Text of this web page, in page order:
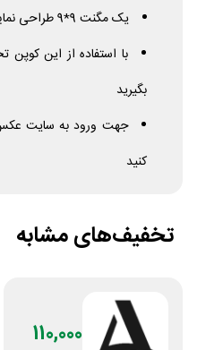
یک مگنت 9*9 طراحی نمایید و به سبد خرید خود اضافه کنید
بگیرید
جهت ورود به سایت
کنید
تخفیف‌های مشابه
110,000